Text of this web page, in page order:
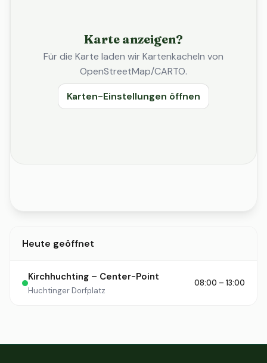
Karte anzeigen?
Für die Karte laden wir Kartenkacheln von
OpenStreetMap/CARTO.
Karten-Einstellungen öffnen
Heute geöffnet
Kirchhuchting – Center-Point
Huchtinger Dorfplatz
08:00 – 13:00